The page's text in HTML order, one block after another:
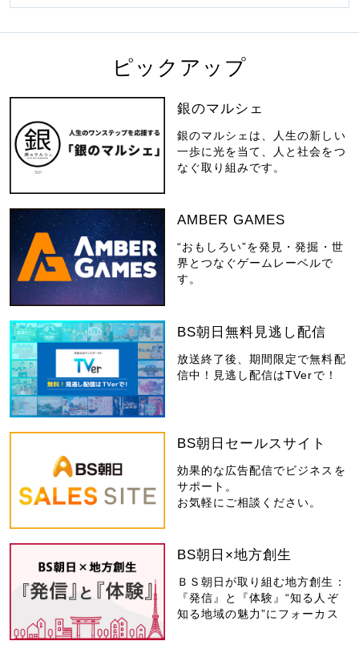
ピックアップ
銀のマルシェ
銀のマルシェは、人生の新しい
一歩に光を当て、人と社会をつ
なぐ取り組みです。
AMBER GAMES
“おもしろい”を発見・発掘・世
界とつなぐゲームレーベルで
す。
BS朝日無料見逃し配信
放送終了後、期間限定で無料配
信中！見逃し配信はTVerで！
BS朝日セールスサイト
効果的な広告配信でビジネスを
サポート。
お気軽にご相談ください。
BS朝日×地方創生
ＢＳ朝日が取り組む地方創生：
『発信』と『体験』“知る人ぞ
知る地域の魅力”にフォーカス